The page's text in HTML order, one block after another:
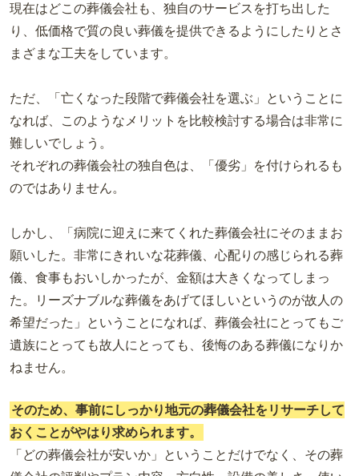
現在はどこの葬儀会社も、独自のサービスを打ち出した
り、低価格で質の良い葬儀を提供できるようにしたりとさ
まざまな工夫をしています。
ただ、「亡くなった段階で葬儀会社を選ぶ」ということに
なれば、このようなメリットを比較検討する場合は非常に
難しいでしょう。
それぞれの葬儀会社の独自色は、「優劣」を付けられるも
のではありません。
しかし、「病院に迎えに来てくれた葬儀会社にそのままお
願いした。非常にきれいな花葬儀、心配りの感じられる葬
儀、食事もおいしかったが、金額は大きくなってしまっ
た。リーズナブルな葬儀をあげてほしいというのが故人の
希望だった」ということになれば、葬儀会社にとってもご
遺族にとっても故人にとっても、後悔のある葬儀になりか
ねません。
そのため、事前にしっかり地元の葬儀会社をリサーチして
おくことがやはり求められます。
「どの葬儀会社が安いか」ということだけでなく、その葬